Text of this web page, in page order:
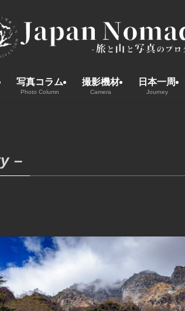
写真コラム
Photo Column
撮影機材
Camera
日本一周
Journey
–